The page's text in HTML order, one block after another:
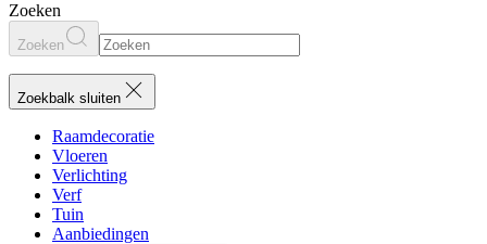
Zoeken
Zoeken
Zoekbalk sluiten
Raamdecoratie
Vloeren
Verlichting
Verf
Tuin
Aanbiedingen